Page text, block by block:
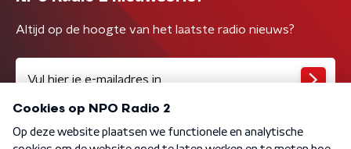
Altijd op de hoogte van het laatste radio nieuws?